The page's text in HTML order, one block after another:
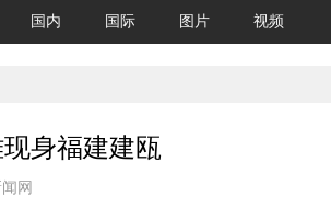
国内 国际 图片 视频
身福建建瓯
网